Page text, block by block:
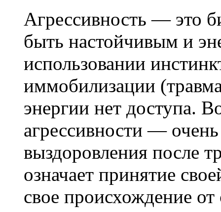
Агрессивность — это
быть настойчивым и
использовании
иммобилизации
энергии нет доступа.
агрессивности —
выздоровления после
означает принятие
свое происхождение